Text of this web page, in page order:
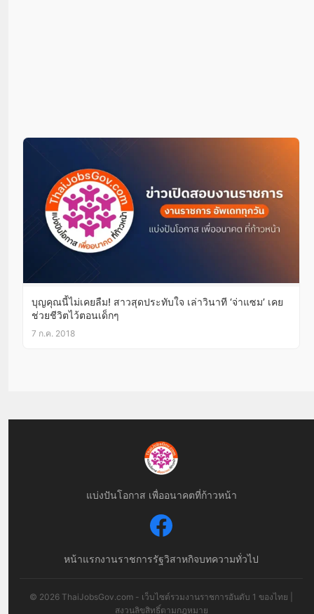
บุญคุณนี้ไม่เคยลืม! สาวสุดประทับใจ เล่าวินาที ‘จ่าแซม’ เคย
ช่วยชีวิตไว้ตอนเด็กๆ
7 ก.ค. 2018
แบ่งปันโอกาส เพื่ออนาคตที่ก้าวหน้า
หน้าแรกงานราชการรัฐวิสาหกิจบทความทั่วไป
© 2026 ThaiJobsGov.com - เว็บไซต์รวมงานราชการอันดับ 1 ของไทย |
สงวนลิขสิทธิ์ตามกฎหมาย